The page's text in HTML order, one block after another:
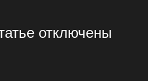
отключены